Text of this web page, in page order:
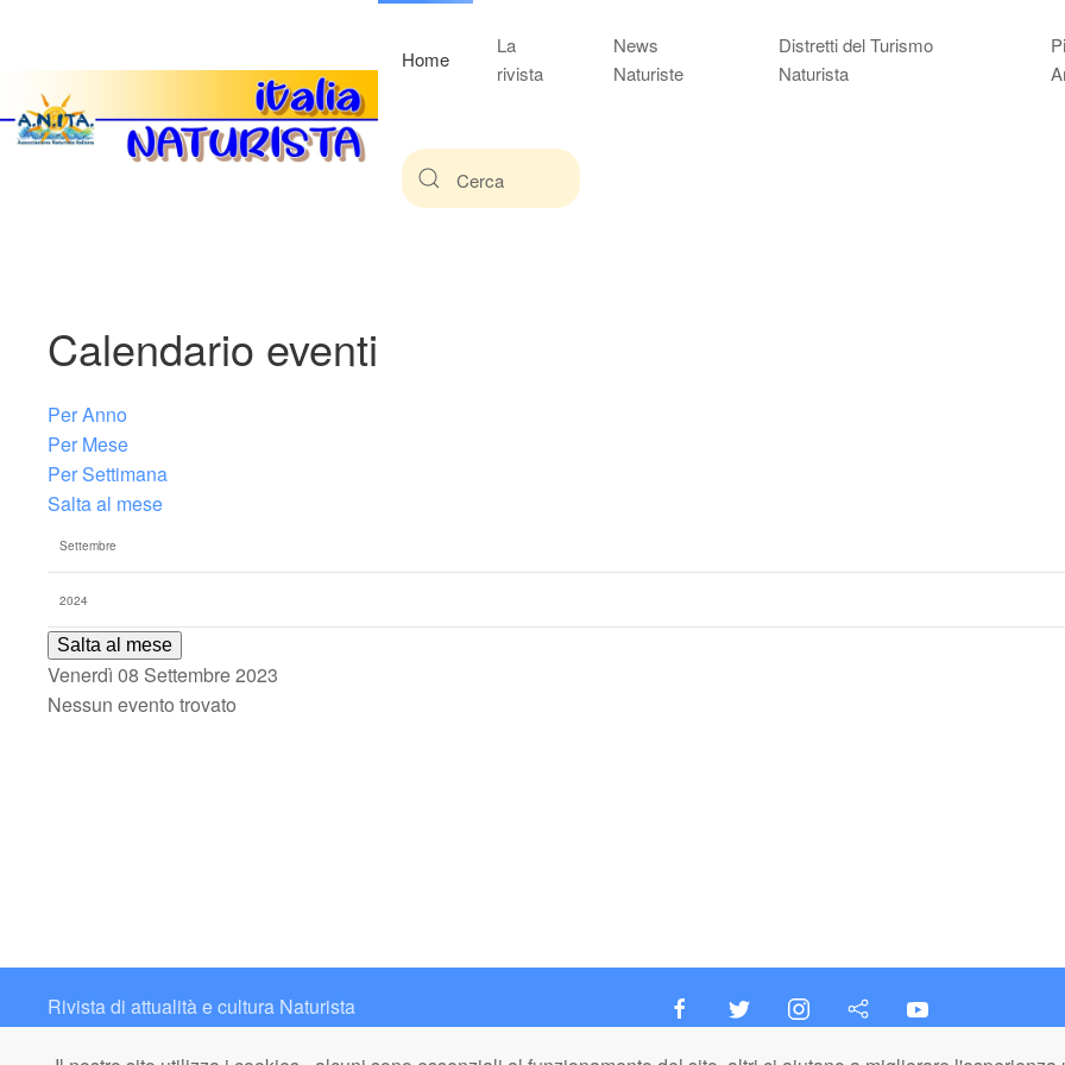
Home
La
rivista
News
Naturiste
Distretti del Turismo
Naturista
Calendario eventi
Per Anno
Per Mese
Per Settimana
Salta al mese
Salta al mese
Venerdì 08 Settembre 2023
Nessun evento trovato
Rivista di attualità e cultura Naturista
Contatto: redazione@italianaturista.it